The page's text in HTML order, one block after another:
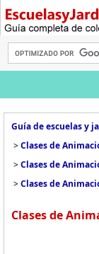
Guía de escuelas y
>Clases de
>Clases de
>Clases de
Clases de